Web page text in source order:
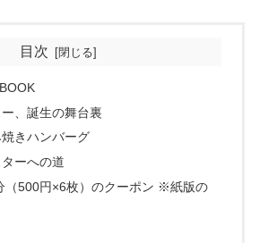
目次
、誕生の舞台裏
きハンバーグ
ーへの道
（500円×6枚）のクーポン ※紙版の